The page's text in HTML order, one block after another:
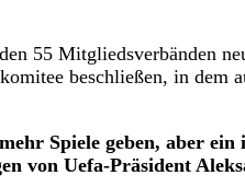
55 Mitgliedsverbänden
beschließen, in dem
Spiele geben, aber ein
von Uefa-Präsident